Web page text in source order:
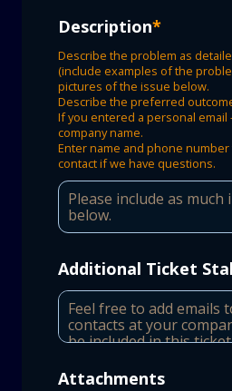
Description*
Describe the problem as
(include examples of the
pictures of the issue below.
Describe the preferred
If you entered a personal email
company name.
Enter name and phone
contact if we have questions.
Additional Ticket
Attachments